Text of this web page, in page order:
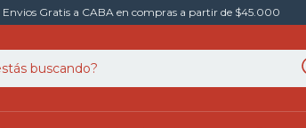
Envios Gratis a CABA en compras a partir de $45.000